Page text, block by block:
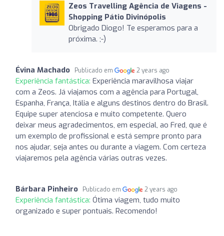
Zeos Travelling Agência de Viagens -
Shopping Pátio Divinópolis
Obrigado Diogo! Te esperamos para a
próxima. ;-)
Évina Machado Publicado em 2 years ago
Experiência fantástica: Experiência maravilhosa viajar
com a Zeos. Já viajamos com a agência para Portugal,
Espanha, França, Itália e alguns destinos dentro do Brasil.
Equipe super atenciosa e muito competente. Quero
deixar meus agradecimentos, em especial, ao Fred, que é
um exemplo de profissional e está sempre pronto para
nos ajudar, seja antes ou durante a viagem. Com certeza
viajaremos pela agência várias outras vezes.
Bárbara Pinheiro Publicado em 2 years ago
Experiência fantástica: Ótima viagem, tudo muito
organizado e super pontuais. Recomendo!